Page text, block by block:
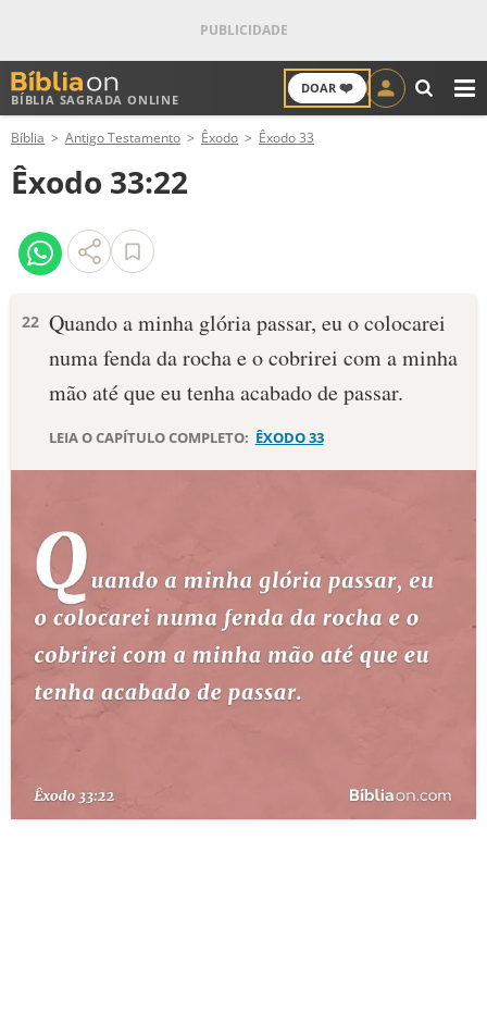
BÍBLIA SAGRADA ONLINE
DOAR ❤️
ANTIGO TESTAMENTO
NOVO TESTAMENTO
VERSÍCULOS
PALAVRA DO DIA
DEVOCIONAL DIÁRIO
10 MANDAMENTOS
ESTUDOS BÍBLICOS
ESBOÇOS DE PREGAÇÃO
TEMAS
TERMO BÍBLICO
Bíblia Antigo Testamento Êxodo Êxodo 33
Êxodo 33:22
22 Quando a minha glória passar, eu o colocarei
numa fenda da rocha e o cobrirei com a minha
mão até que eu tenha acabado de passar.
LEIA O CAPÍTULO COMPLETO: ÊXODO 33